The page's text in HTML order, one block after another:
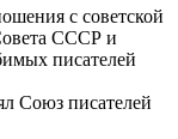
с советской
СССР и
писателей
Союз писателей